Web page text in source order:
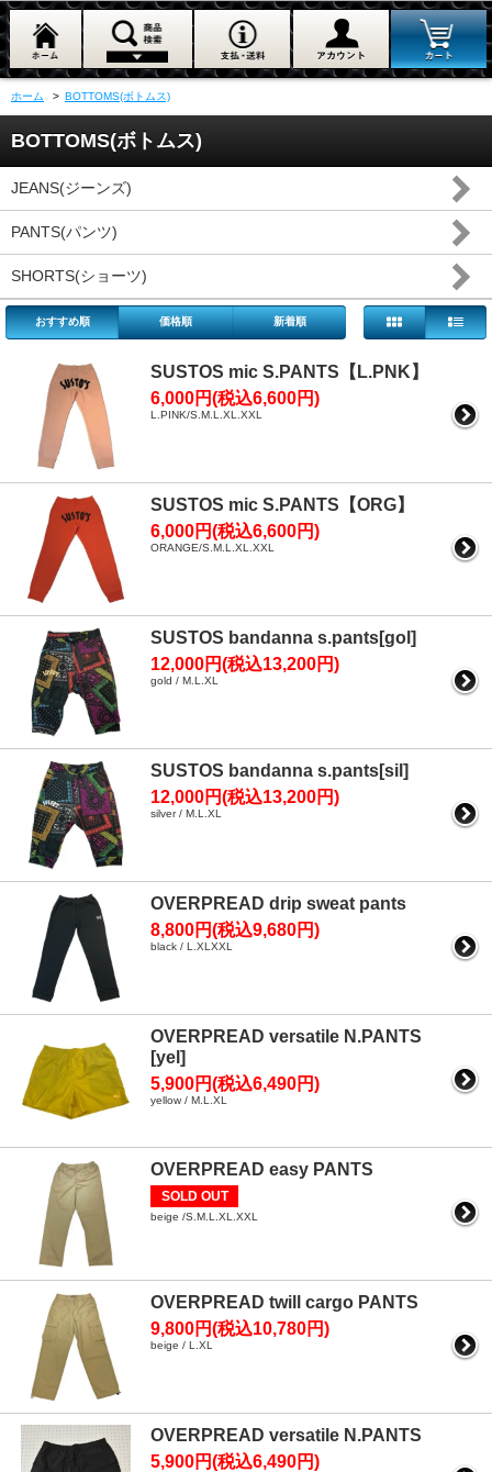
ホーム > BOTTOMS(ボトムス)
BOTTOMS(ボトムス)
JEANS(ジーンズ)
PANTS(パンツ)
SHORTS(ショーツ)
おすすめ順 価格順 新着順
SUSTOS mic S.PANTS【L.PNK】
6,000円(税込6,600円)
L.PINK/S.M.L.XL.XXL
SUSTOS mic S.PANTS【ORG】
6,000円(税込6,600円)
ORANGE/S.M.L.XL.XXL
SUSTOS bandanna s.pants[gol]
12,000円(税込13,200円)
gold / M.L.XL
SUSTOS bandanna s.pants[sil]
12,000円(税込13,200円)
silver / M.L.XL
OVERPREAD drip sweat pants
8,800円(税込9,680円)
black / L.XLXXL
OVERPREAD versatile N.PANTS
[yel]
5,900円(税込6,490円)
yellow / M.L.XL
OVERPREAD easy PANTS
SOLD OUT
beige /S.M.L.XL.XXL
OVERPREAD twill cargo PANTS
9,800円(税込10,780円)
beige / L.XL
OVERPREAD versatile N.PANTS
5,900円(税込6,490円)